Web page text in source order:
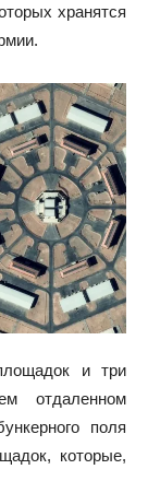
хранятся
и три
отдаленном
поля
которые,